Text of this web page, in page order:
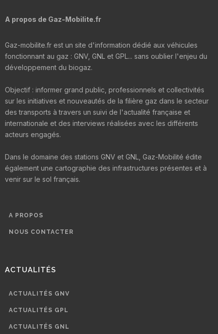
A propos de Gaz-Mobilite.fr
Gaz-mobilite.fr est un site d'information dédié aux véhicules
fonctionnant au gaz : GNV, GNL et GPL... sans oublier l'enjeu du
développement du biogaz.
Objectif : informer grand public, professionnels et collectivités
sur les initiatives et nouveautés de la filière gaz dans le secteur
des transports à travers un suivi de l'actualité française et
internationale et des interviews réalisées avec les différents
acteurs engagés.
Dans le domaine des stations GNV et GNL, Gaz-Mobilité édite
également une cartographie des infrastructures présentes et à
venir sur le sol français.
A PROPOS
NOUS CONTACTER
ACTUALITÉS
ACTUALITÉS GNV
ACTUALITÉS GPL
ACTUALITÉS GNL